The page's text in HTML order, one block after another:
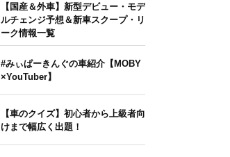
【国産＆外車】新型デビュー・モデ
ルチェンジ予想＆新車スクープ・リ
ーク情報一覧
#みぃぱーきんぐの車紹介【MOBY
×YouTuber】
【車のクイズ】初心者から上級者向
けまで幅広く出題！